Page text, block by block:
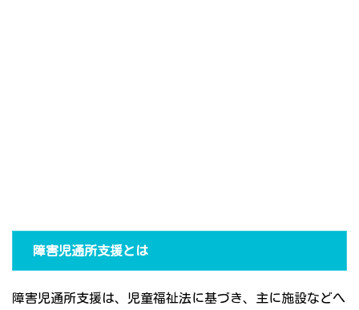
障害児通所支援とは
障害児通所支援は、児童福祉法に基づき、主に施設などへ